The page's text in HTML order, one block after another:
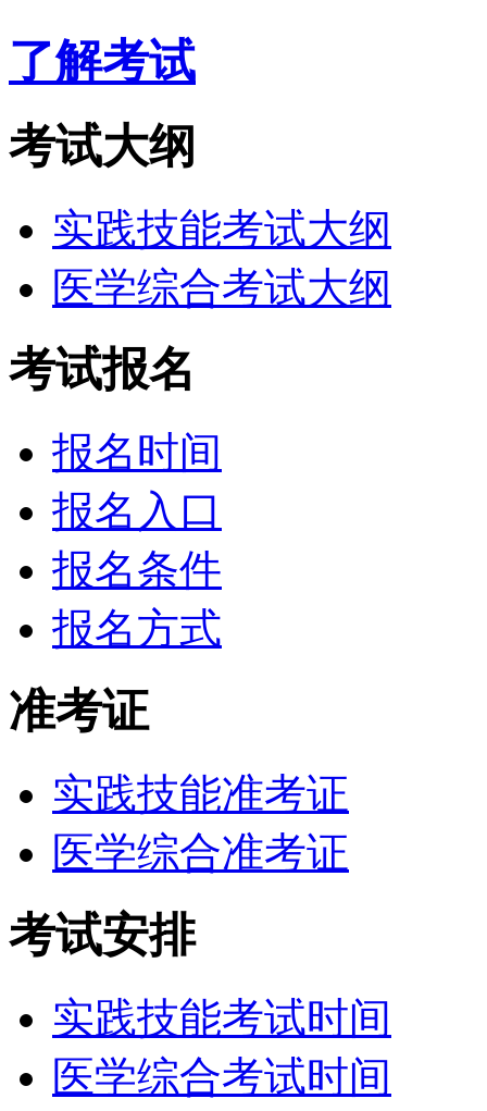
了解考试
考试大纲
实践技能考试大纲
医学综合考试大纲
考试报名
报名时间
报名入口
报名条件
报名方式
准考证
实践技能准考证
医学综合准考证
考试安排
实践技能考试时间
医学综合考试时间